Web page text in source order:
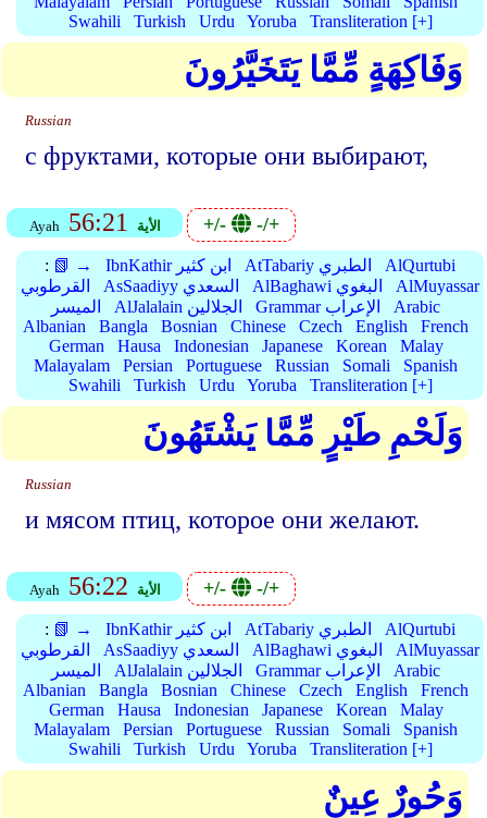
Swahili
Turkish Urdu Yoruba Transliteration [+]
وَفَاكِهَةٍ مِّمَّا يَتَخَيَّرُونَ
Russian
с фруктами, которые они выбирают,
Ayah 56:21 الأية +/- -/+
: 📗 → IbnKathir ابن كثير AtTabariy الطبري
AlQurtubi
القرطوبي
AsSaadiyy السعدي AlBaghawi البغوي
AlMuyassar
الميسر
AlJalalain الجلالين Grammar الإعراب
Arabic
Albanian
Bangla Bosnian Chinese Czech English
French
German
Hausa Indonesian Japanese Korean
Malay
Malayalam
Persian Portuguese Russian Somali
Spanish
Swahili
Turkish Urdu Yoruba Transliteration [+]
وَلَحْمِ طَيْرٍ مِّمَّا يَشْتَهُونَ
Russian
и мясом птиц, которое они желают.
Ayah 56:22 الأية +/- -/+
: 📗 → IbnKathir ابن كثير AtTabariy الطبري
AlQurtubi
القرطوبي
AsSaadiyy السعدي AlBaghawi البغوي
AlMuyassar
الميسر
AlJalalain الجلالين Grammar الإعراب
Arabic
Albanian
Bangla Bosnian Chinese Czech English
French
German
Hausa Indonesian Japanese Korean
Malay
Malayalam
Persian Portuguese Russian Somali
Spanish
Swahili
Turkish Urdu Yoruba Transliteration [+]
وَحُورٌ عِينٌ